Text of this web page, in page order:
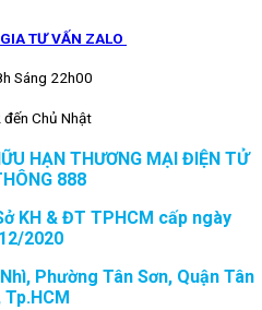
TƯ VẤN ZALO
Sáng 22h00
đến Chủ Nhật
HẠN THƯƠNG MẠI ĐIỆN TỬ
888
KH & ĐT TPHCM cấp ngày
2020
Phường Tân Sơn, Quận Tân
Tp.HCM